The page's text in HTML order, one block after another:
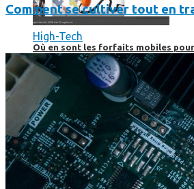
Où en sont les forfaits mobiles pour
Comment se cultiver tout en
High-Tech